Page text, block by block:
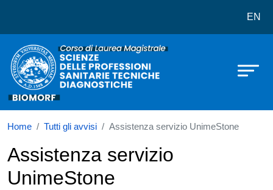
Corso di laurea in Scienze delleEN
Home Tutti gli avvisi Assistenza servizio UnimeStone
Assistenza servizio
UnimeStone